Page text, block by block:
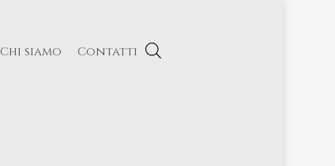
Chi siamo Contatti